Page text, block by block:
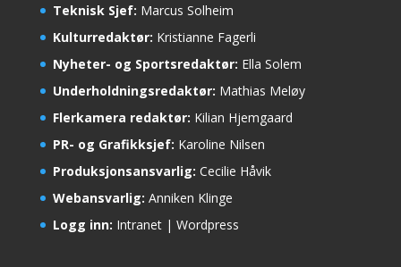
Teknisk Sjef: Marcus Solheim
Kulturredaktør: Kristianne Fagerli
Nyheter- og Sportsredaktør: Ella Solem
Underholdningsredaktør: Mathias Meløy
Flerkamera redaktør: Kilian Hjemgaard
PR- og Grafikksjef: Karoline Nilsen
Produksjonsansvarlig: Cecilie Håvik
Webansvarlig: Anniken Klinge
Logg inn: Intranet| Wordpress